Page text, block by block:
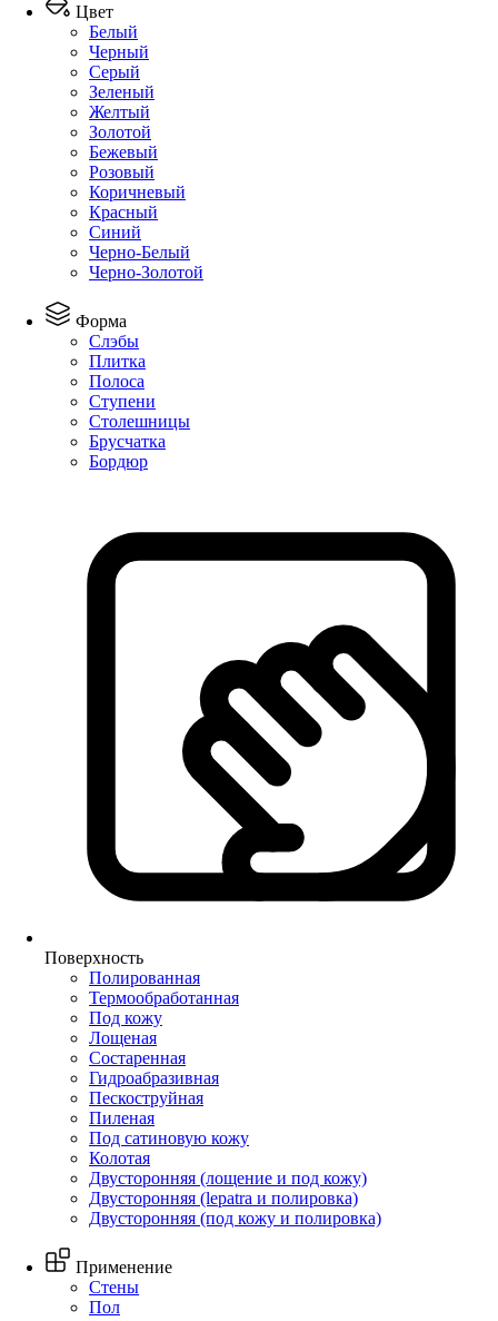
Цвет
Белый
Черный
Серый
Зеленый
Желтый
Золотой
Бежевый
Розовый
Коричневый
Красный
Синий
Черно-Белый
Черно-Золотой
Форма
Слэбы
Плитка
Полоса
Ступени
Столешницы
Брусчатка
Бордюр
Поверхность
Полированная
Термообработанная
Под кожу
Лощеная
Состаренная
Гидроабразивная
Пескоструйная
Пиленая
Под сатиновую кожу
Колотая
Двусторонняя (лощение и под кожу)
Двусторонняя (lepatra и полировка)
Двусторонняя (под кожу и полировка)
Применение
Стены
Пол